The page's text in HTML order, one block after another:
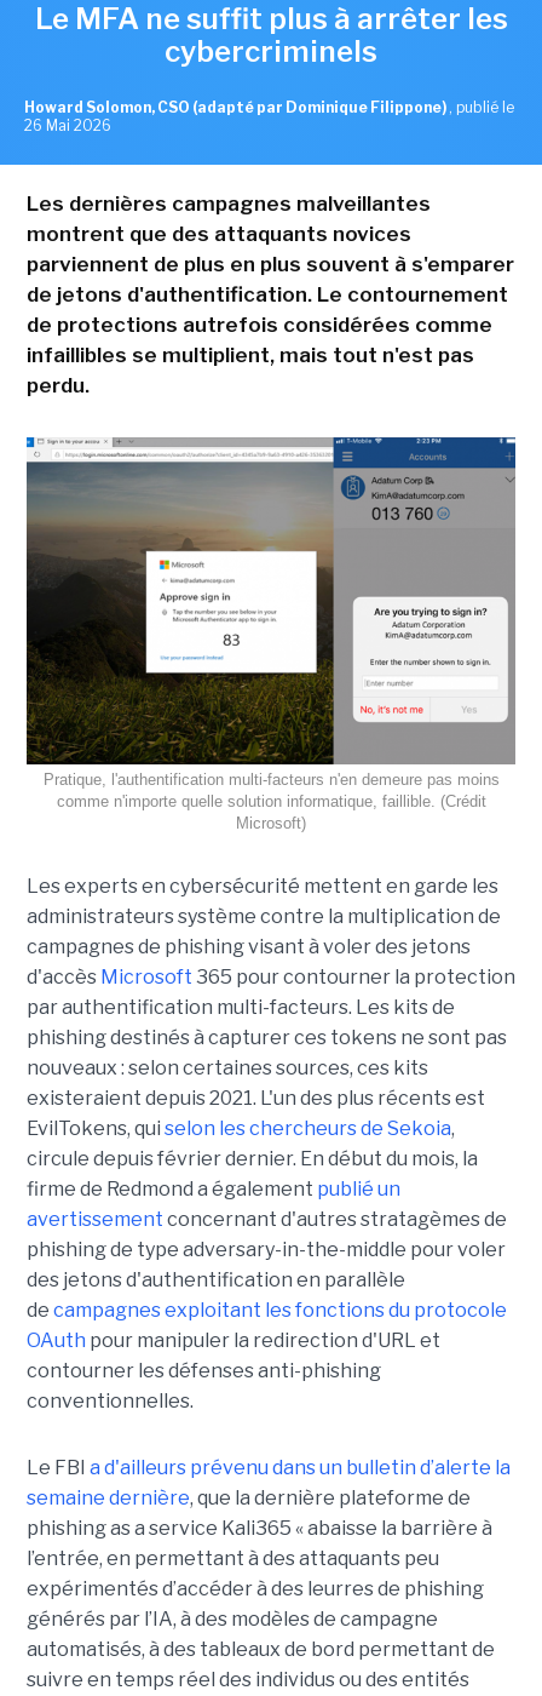
Le MFA ne suffit plus à arrêter les
cybercriminels
Howard Solomon, CSO (adapté par Dominique Filippone) , publié le
26 Mai 2026
Les dernières campagnes malveillantes
montrent que des attaquants novices
parviennent de plus en plus souvent à s'emparer
de jetons d'authentification. Le contournement
de protections autrefois considérées comme
infaillibles se multiplient, mais tout n'est pas
perdu.
Pratique, l'authentification multi-facteurs n'en demeure pas moins
comme n'importe quelle solution informatique, faillible. (Crédit
Microsoft)
Les experts en cybersécurité mettent en garde les
administrateurs système contre la multiplication de
campagnes de phishing visant à voler des jetons
d'accès Microsoft 365 pour contourner la protection
par authentification multi-facteurs. Les kits de
phishing destinés à capturer ces tokens ne sont pas
nouveaux : selon certaines sources, ces kits
existeraient depuis 2021. L'un des plus récents est
EvilTokens, qui selon les chercheurs de Sekoia,
circule depuis février dernier. En début du mois, la
firme de Redmond a également publié un
avertissement concernant d'autres stratagèmes de
phishing de type adversary-in-the-middle pour voler
des jetons d'authentification en parallèle
de campagnes exploitant les fonctions du protocole
OAuth pour manipuler la redirection d'URL et
contourner les défenses anti-phishing
conventionnelles.
Le FBI a d'ailleurs prévenu dans un bulletin d’alerte la
semaine dernière, que la dernière plateforme de
phishing as a service Kali365 « abaisse la barrière à
l’entrée, en permettant à des attaquants peu
expérimentés d’accéder à des leurres de phishing
générés par l’IA, à des modèles de campagne
automatisés, à des tableaux de bord permettant de
suivre en temps réel des individus ou des entités